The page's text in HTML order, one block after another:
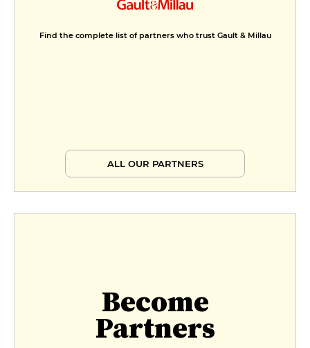
Find the complete list of partners who trust Gault & Millau
ALL OUR PARTNERS
Become
Partners